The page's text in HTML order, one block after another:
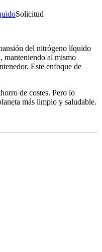
Solicitud
del nitrógeno líquido
manteniendo al mismo
Este enfoque de
de costes. Pero lo
más limpio y saludable.